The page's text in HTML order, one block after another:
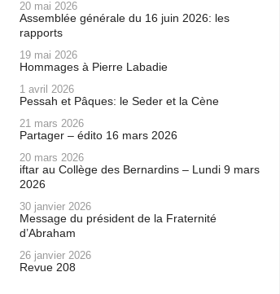
20 mai 2026
Assemblée générale du 16 juin 2026: les
rapports
19 mai 2026
Hommages à Pierre Labadie
1 avril 2026
Pessah et Pâques: le Seder et la Cène
21 mars 2026
Partager – édito 16 mars 2026
20 mars 2026
iftar au Collège des Bernardins – Lundi 9 mars
2026
30 janvier 2026
Message du président de la Fraternité
d’Abraham
26 janvier 2026
Revue 208